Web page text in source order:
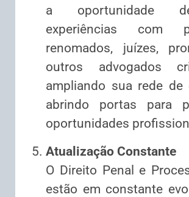
a oportunidade
experiências com
renomados, juízes,
outros advogados
ampliando sua rede
abrindo portas para
oportunidades
Atualização Constante
O Direito Penal e
estão em constante